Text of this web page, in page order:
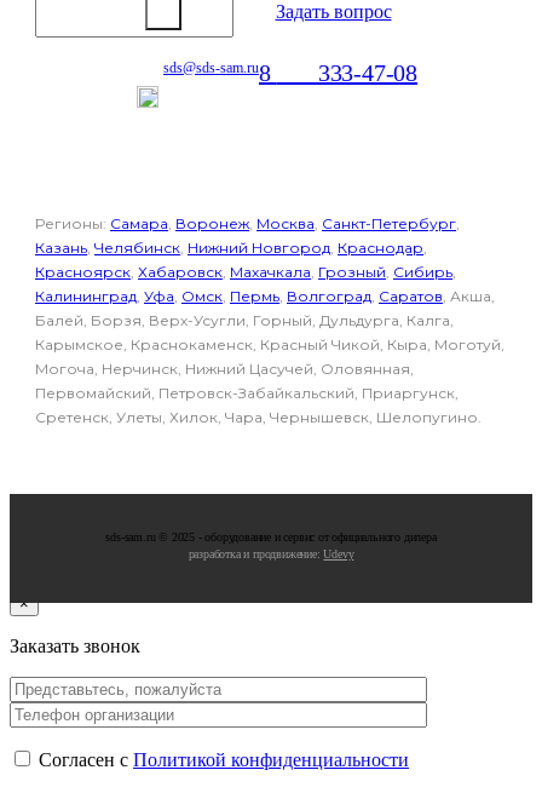
Задать вопрос
sds@sds-sam.ru8 333-47-08
Регионы: Самара, Воронеж, Москва, Санкт-Петербург,
Казань, Челябинск, Нижний Новгород, Краснодар,
Красноярск, Хабаровск, Махачкала, Грозный, Сибирь,
Калининград, Уфа, Омск, Пермь, Волгоград, Саратов, Акша,
Балей, Борзя, Верх-Усугли, Горный, Дульдурга, Калга,
Карымское, Краснокаменск, Красный Чикой, Кыра, Моготуй,
Могоча, Нерчинск, Нижний Цасучей, Оловянная,
Первомайский, Петровск-Забайкальский, Приаргунск,
Сретенск, Улеты, Хилок, Чара, Чернышевск, Шелопугино.
sds-sam.ru © 2025 - oбopудoвaниe и cepвиc oт oфициaльнoгo дилepa
разработка и продвижение:Udevy
×
Заказать звонок
Согласен с Политикой конфиденциальности